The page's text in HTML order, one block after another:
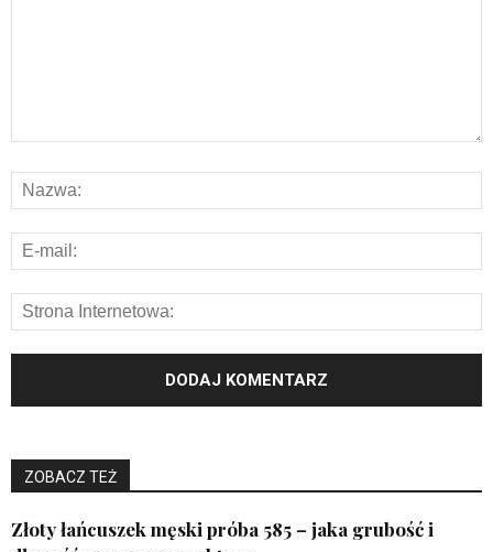
ZOBACZ TEŻ
Złoty łańcuszek męski próba 585 – jaka grubość i